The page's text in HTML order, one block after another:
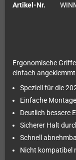
Artikel-Nr.
Ergonomische
einfach
Speziell für die
Einfache
Deutlich bessere
Sicherer Halt
Schnell
Nicht kompatibel